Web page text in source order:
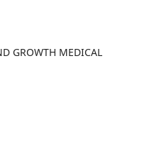
GROWTH MEDICAL